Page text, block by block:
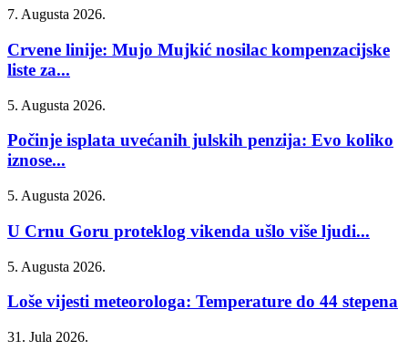
7. Augusta 2026.
Crvene linije: Mujo Mujkić nosilac kompenzacijske
liste za...
5. Augusta 2026.
Počinje isplata uvećanih julskih penzija: Evo koliko
iznose...
5. Augusta 2026.
U Crnu Goru proteklog vikenda ušlo više ljudi...
5. Augusta 2026.
Loše vijesti meteorologa: Temperature do 44 stepena
31. Jula 2026.